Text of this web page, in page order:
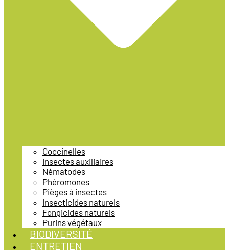
Coccinelles
Insectes auxiliaires
Nématodes
Phéromones
Pièges à insectes
Insecticides naturels
Fongicides naturels
Purins végétaux
BIODIVERSITÉ
ENTRETIEN